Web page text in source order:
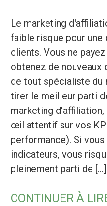
Le marketing
faible risque pour une
clients. Vous ne
obtenez de nouveaux
de tout spécialiste du
tirer le meilleur parti
marketing
œil attentif sur vos
performance). Si
indicateurs, vous
pleinement parti de [...]
CONTINUER À